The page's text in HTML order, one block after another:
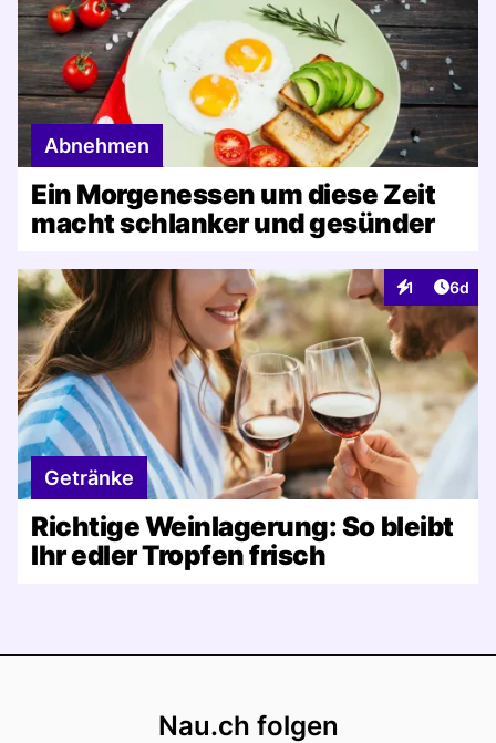
Abnehmen
Ein Morgenessen um diese Zeit
macht schlanker und gesünder
1
Interaktionen
6d
Getränke
Richtige Weinlagerung: So bleibt
Ihr edler Tropfen frisch
Nau.ch folgen